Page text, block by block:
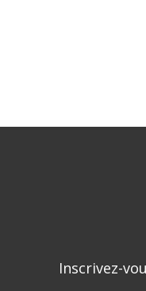
Inscrivez-